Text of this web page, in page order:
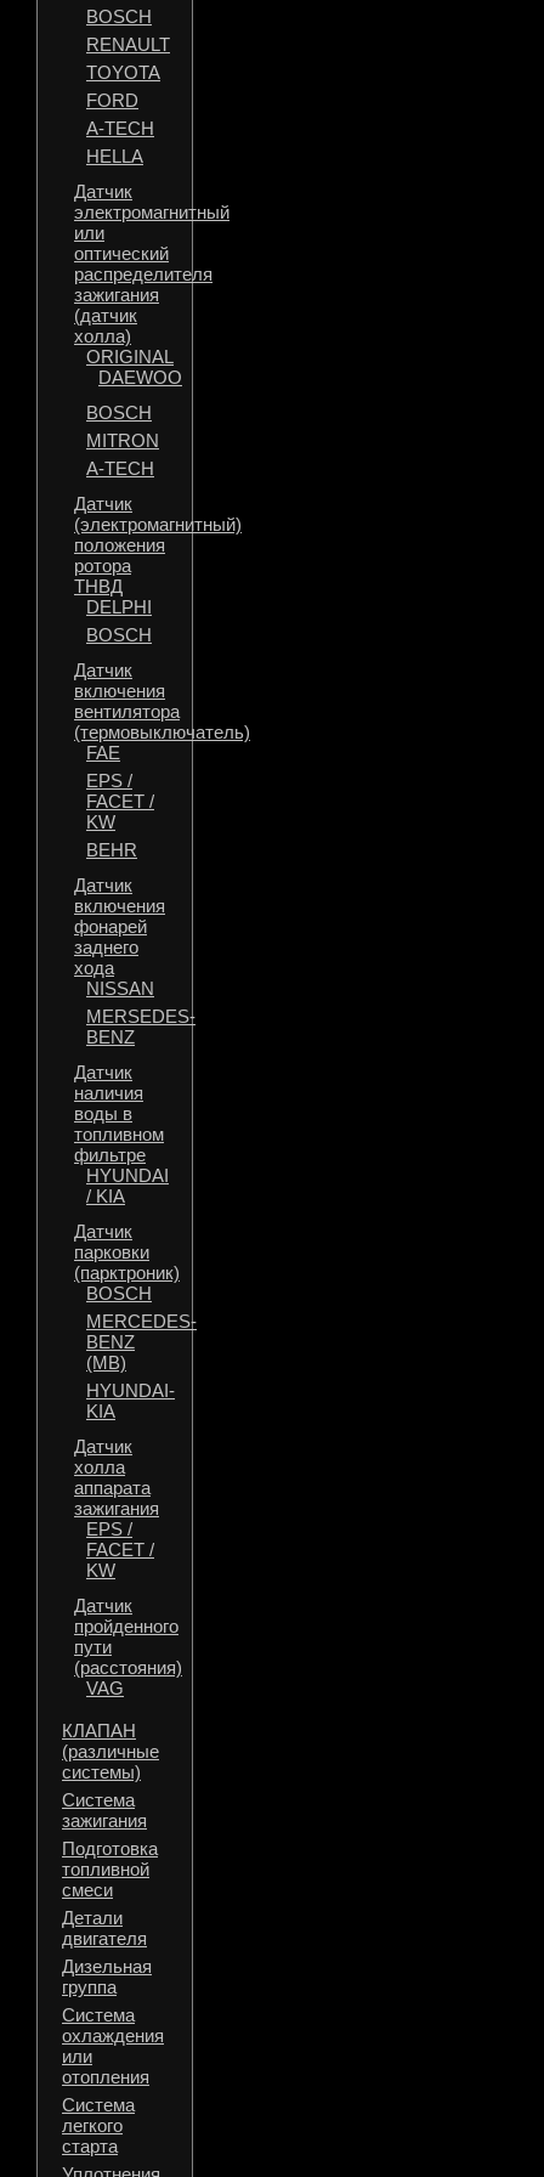
BOSCH
RENAULT
TOYOTA
FORD
A-TECH
HELLA
Датчик
электромагнитный
или
оптический
распределителя
зажигания
(датчик
холла)
ORIGINAL
DAEWOO
BOSCH
MITRON
A-TECH
Датчик
(электромагнитный)
положения
ротора
ТНВД
DELPHI
BOSCH
Датчик
включения
вентилятора
(термовыключатель)
FAE
EPS /
FACET /
KW
BEHR
Датчик
включения
фонарей
заднего
хода
NISSAN
MERSEDES-
BENZ
Датчик
наличия
воды в
топливном
фильтре
HYUNDAI
/ KIA
Датчик
парковки
(парктроник)
BOSCH
MERCEDES-
BENZ
(MB)
HYUNDAI-
KIA
Датчик
холла
аппарата
зажигания
EPS /
FACET /
KW
Датчик
пройденного
пути
(расстояния)
VAG
КЛАПАН
(различные
системы)
Система
зажигания
Подготовка
топливной
смеси
Детали
двигателя
Дизельная
группа
Система
охлаждения
или
отопления
Система
легкого
старта